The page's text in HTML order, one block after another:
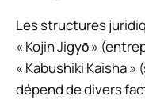
Les structures
« Kojin Jigyō »
« Kabushiki Kaisha
dépend de divers